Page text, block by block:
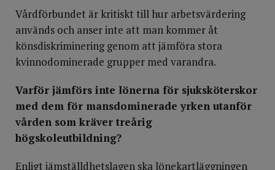
Vårdförbundet är kritiskt till hur arbetsvärdering
används och anser inte att man kommer åt
könsdiskriminering genom att jämföra stora
kvinnodominerade grupper med varandra.
Varför jämförs inte lönerna för sjuksköterskor
med dem för mansdominerade yrken utanför
vården som kräver treårig
högskoleutbildning?
Enligt jämställdhetslagen ska lönekartläggningen